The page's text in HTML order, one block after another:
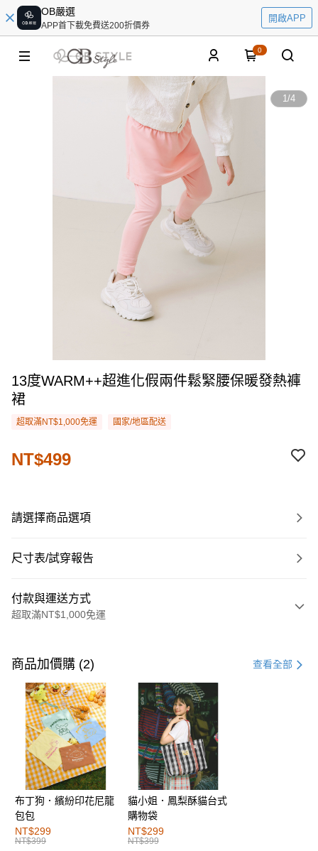
OB嚴選
APP首下載免費送200折價券
開啟APP
0
1/4
13度WARM++超進化假兩件鬆緊腰保暖發熱褲
裙
超取滿NT$1,000免運 國家/地區配送
NT$499
請選擇商品選項
尺寸表/試穿報告
付款與運送方式
超取滿NT$1,000免運
信用卡一次付款
購物金
超商取貨付款
LINE Pay
街口支付
運送方式
全家取貨付款
每筆NT$60，滿NT$1,000(含以上)免運費
商品加價購 (2) 查看全部
布丁狗．繽紛印花尼龍
包包
NT$299
NT$399
貓小姐．鳳梨酥貓台式
購物袋
NT$299
NT$399